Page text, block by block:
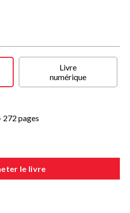
Livre
numérique
272 pages
le livre